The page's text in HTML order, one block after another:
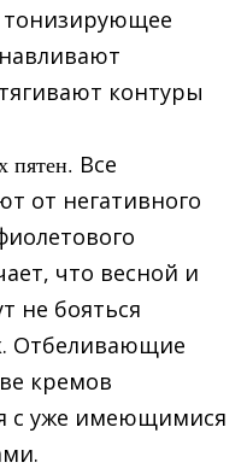
контуры
пятен. Все
от негативного
что весной и
не бояться
Отбеливающие
кремов
с уже имеющимися